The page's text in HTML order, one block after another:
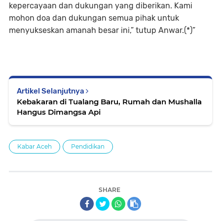
kepercayaan dan dukungan yang diberikan. Kami
mohon doa dan dukungan semua pihak untuk
menyukseskan amanah besar ini,” tutup Anwar.(*)”
Artikel Selanjutnya
Kebakaran di Tualang Baru, Rumah dan Mushalla
Hangus Dimangsa Api
Kabar Aceh Pendidikan
SHARE